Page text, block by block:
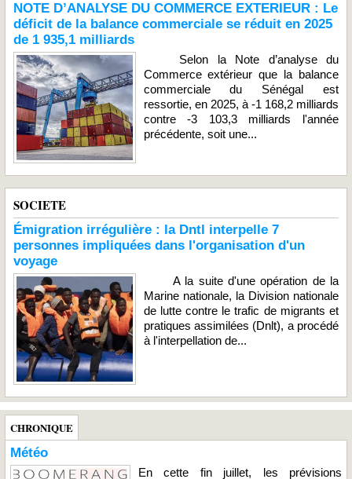
NOTE D’ANALYSE DU COMMERCE EXTERIEUR : Le
déficit de la balance commerciale se réduit en 2025
de 1 935,1 milliards
Selon la Note d’analyse du
Commerce extérieur que la balance
commerciale du Sénégal est
ressortie, en 2025, à -1 168,2 milliards
contre -3 103,3 milliards l'année
précédente, soit une...
SOCIETE
Émigration irrégulière : la Dntl interpelle 7
personnes impliquées dans l'organisation d'un
voyage
A la suite d'une opération de la
Marine nationale, la Division nationale
de lutte contre le trafic de migrants et
pratiques assimilées (Dnlt), a procédé
à l'interpellation de...
CHRONIQUE
Météo
En cette fin juillet, les prévisions